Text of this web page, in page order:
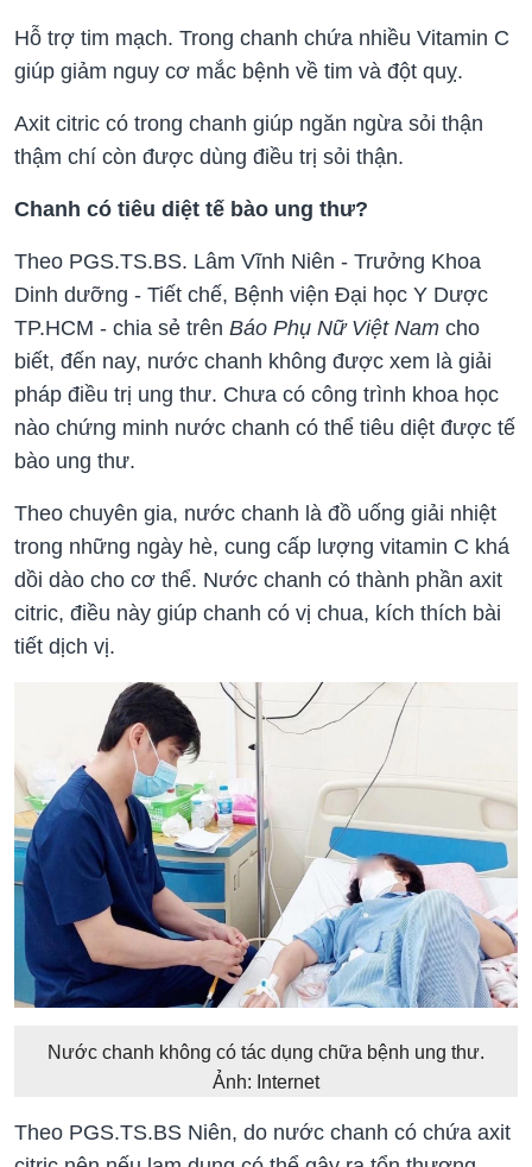
Hỗ trợ tim mạch. Trong chanh chứa nhiều Vitamin C
giúp giảm nguy cơ mắc bệnh về tim và đột quỵ.
Axit citric có trong chanh giúp ngăn ngừa sỏi thận
thậm chí còn được dùng điều trị sỏi thận.
Chanh có tiêu diệt tế bào ung thư?
Theo PGS.TS.BS. Lâm Vĩnh Niên - Trưởng Khoa
Dinh dưỡng - Tiết chế, Bệnh viện Đại học Y Dược
TP.HCM - chia sẻ trên Báo Phụ Nữ Việt Nam cho
biết, đến nay, nước chanh không được xem là giải
pháp điều trị ung thư. Chưa có công trình khoa học
nào chứng minh nước chanh có thể tiêu diệt được tế
bào ung thư.
Theo chuyên gia, nước chanh là đồ uống giải nhiệt
trong những ngày hè, cung cấp lượng vitamin C khá
dồi dào cho cơ thể. Nước chanh có thành phần axit
citric, điều này giúp chanh có vị chua, kích thích bài
tiết dịch vị.
Nước chanh không có tác dụng chữa bệnh ung thư.
Ảnh: Internet
Theo PGS.TS.BS Niên, do nước chanh có chứa axit